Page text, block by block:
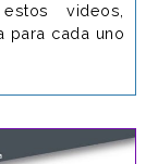
videos,
para cada uno